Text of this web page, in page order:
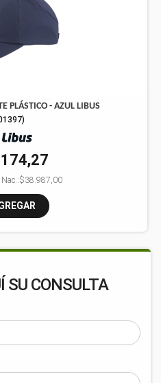
PLÁSTICO - AZUL LIBUS
)
$38.987,00
SU CONSULTA